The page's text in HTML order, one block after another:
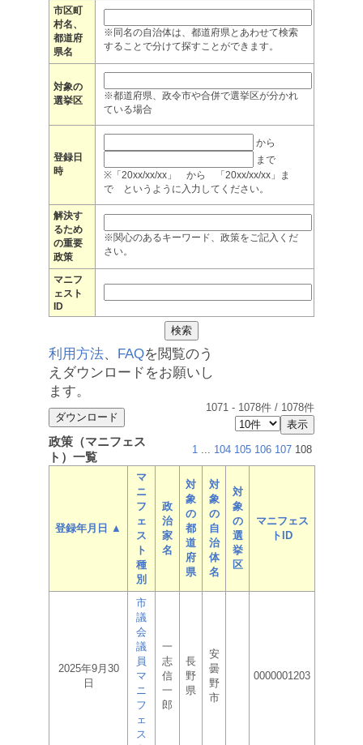
市区町
村名、
都道府
県名
※同名の自治体は、都道府県とあわせて検索
することで分けて探すことができます。
対象の
選挙区
※都道府県、政令市や合併で選挙区が分かれ
ている場合
登録日
時
から
まで
※「20xx/xx/xx」 から 「20xx/xx/xx」ま
で というように入力してください。
解決す
るため
の重要
政策
※関心のあるキーワード、政策をご記入くだ
さい。
マニフ
ェスト
ID
利用方法、 FAQを閲覧のう
えダウンロードをお願いし
ます。
1071 - 1078件 / 1078件
政策（マニフェス
ト）一覧
1 ... 104 105 106 107 108
登録年月日 ▲
マ
ニ
フ
ェ
ス
ト
種
別
政
治
家
名
対
象
の
都
道
府
県
対
象
の
自
治
体
名
対
象
の
選
挙
区
マニフェス
トID
2025年9月30
日
市
議
会
議
員
マ
ニ
フ
ェ
ス
一
志
信
一
郎
長
野
県
安
曇
野
市
0000001203